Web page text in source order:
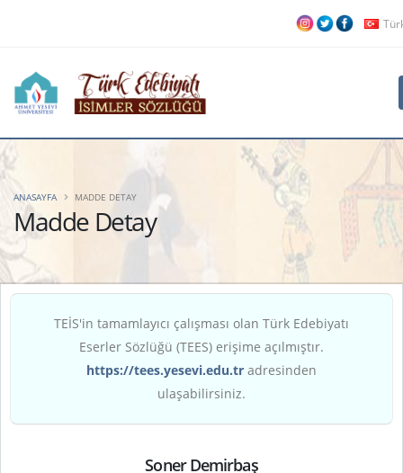
Madde Detay
ANASAYFA MADDE DETAY
TEİS'in tamamlayıcı çalışması olan Türk Edebiyatı
Eserler Sözlüğü (TEES) erişime açılmıştır.
https://tees.yesevi.edu.tr adresinden
ulaşabilirsiniz.
Soner Demirbaş